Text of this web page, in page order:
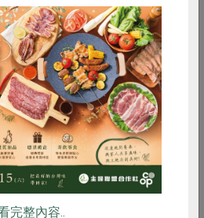
，合作社正好入帳。其實是合作
生產者的帳款要支付，需要作業
妨。
，晚一個月對我沒差啦。」班長
處，就是他的習慣是出貨時會多
不會說，少了才來說。但合作社
佔農友便宜。」
食譜 減硝酸鹽
共同購買
完整內容..